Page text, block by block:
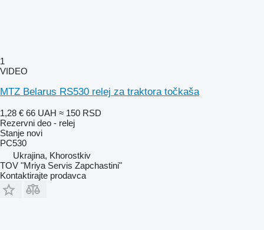
1
VIDEO
MTZ Belarus RS530 relej za traktora točkaša
1,28 € 66 UAH ≈ 150 RSD
Rezervni deo - relej
Stanje novi
РС530
Ukrajina, Khorostkiv
TOV "Mriya Servis Zapchastini"
Kontaktirajte prodavca